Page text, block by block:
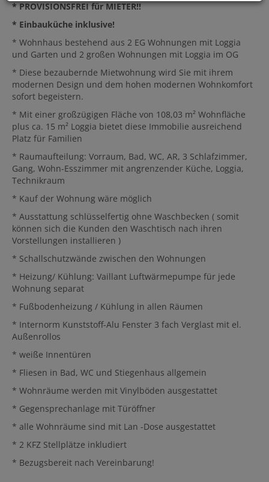
* PROVISIONSFREI für MIETER!!
* Einbauküche inklusive!
* Wohnhaus bestehend aus 2 EG Wohnungen mit Loggia
und Garten und 2 großen Wohnungen mit Loggia im OG
* Diese bezaubernde Mietwohnung wird Sie mit ihrem
modernen Design und dem hohen modernen Wohnkomfort
sofort begeistern.
* Mit einer großzügigen Fläche von 108,03 m² Wohnfläche
plus ca. 15 m² Loggia bietet diese Immobilie ausreichend
Platz für Familien
* Raumaufteilung: Vorraum, Bad, WC, AR, 3 Schlafzimmer,
Gang, Wohn-Esszimmer mit angrenzender Küche, Loggia,
Technikraum
* Kauf der Wohnung wäre möglich
* Ausstattung schlüsselfertig ohne Waschbecken ( somit
können sich die Kunden den Waschtisch nach ihren
Vorstellungen installieren )
* Schallschutzwände zwischen den Wohnungen
* Heizung/ Kühlung: Vaillant Luftwärmepumpe für jede
Wohnung separat
* Fußbodenheizung / Kühlung in allen Räumen
* Internorm Kunststoff-Alu Fenster 3 fach Verglast mit el.
Außenrollos
* weiße Innentüren
* Fliesen in Bad, WC und Stiegenhaus allgemein
* Wohnräume werden mit Vinylböden ausgestattet
* Gegensprechanlage mit Türöffner
* alle Wohnräume sind mit Lan -Dose ausgestattet
* 2 KFZ Stellplätze inkludiert
* Bezugsbereit nach Vereinbarung!